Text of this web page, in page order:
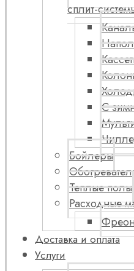
сплит-
С
Бойлеры
Теплые полы
Расходные
Доставка и оплата
Услуги